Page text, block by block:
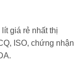
giá rẻ nhất thị
ISO, chứng nhận